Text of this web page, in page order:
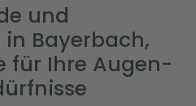
und
Bayerbach,
für Ihre Augen-